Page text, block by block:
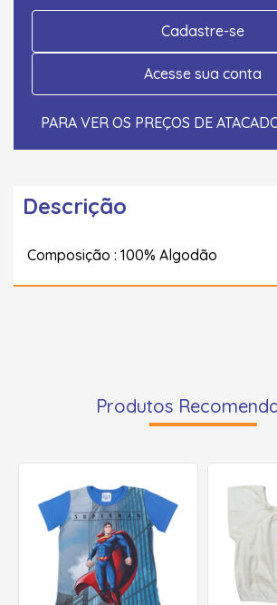
Cadastre-se
Acesse sua conta
PARA VER OS PREÇOS DE
Descrição
Composição : 100% Algodão
Produtos